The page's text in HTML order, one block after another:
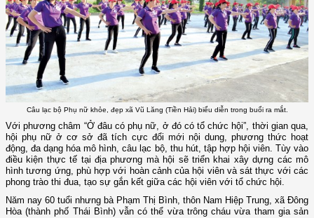
Câu lạc bộ Phụ nữ khỏe, đẹp xã Vũ Lăng (Tiền Hải) biểu diễn trong buổi ra mắt.
Với phương châm “Ở đâu có phụ nữ, ở đó có tổ chức hội”, thời gian qua,
hội phụ nữ ở cơ sở đã tích cực đổi mới nội dung, phương thức hoạt
động, đa dạng hóa mô hình, câu lạc bộ, thu hút, tập hợp hội viên. Tùy vào
điều kiện thực tế tại địa phương mà hội sẽ triển khai xây dựng các mô
hình tương ứng, phù hợp với hoàn cảnh của hội viên và sát thực với các
phong trào thi đua, tạo sự gắn kết giữa các hội viên với tổ chức hội.
Năm nay 60 tuổi nhưng bà Phạm Thị Bình, thôn Nam Hiệp Trung, xã Đông
Hòa (thành phố Thái Bình) vẫn có thể vừa trông cháu vừa tham gia sản